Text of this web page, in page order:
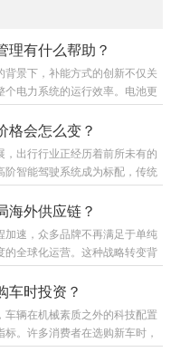
理有什么帮助？
景下，补能方式的创新不仅关
电力系统的运行效率。电池更
，其价值远超简单的快速补
私人场景转移至专业的运营网
中式充电管理是该技术的核心优
户往往根据个人习惯随机充
对电池进行统一维护。...
格会怎么变？
出行行业正经历着前所未有的
智能驾驶系统成为标配，传统
而影响最终的租赁费用。从产
着成本结构的重塑，这将直接
智能化有望显著降低人力成本。
交接验证以及部分驾驶服务都
致的损耗。特别是...
海外供应链？
加速，众多品牌不再满足于单纯
的全球化运营。这种战略转变背
刻洞察与长远规划。 构建海外
避贸易壁垒与降低物流成本。
在目标市场周边建立零部件配
自由贸易协定，减少税费支
车时投资？
辆在机械素质之外的科技配置
。许多消费者在选购新车时，